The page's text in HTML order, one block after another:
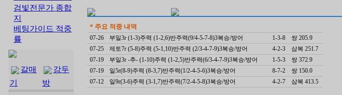
검빛전문가 종합
지
베팅가이드 적중
률
갈매
기
강두
방
* 주요 적중 내역
07-26 부일3r (1-3)주력 (1-2,6)반주력(9/4-5-7-8)3복승/방어 1-3-8
쌍 205.9
07-25
제토7r (5-8)주력 (5-1,10)반주력 (2/3-4-7-9)3복승/방어 4-2-3
삼복 251.7
07-19
부일3r -추- (1-10)주력 (1-2,5)반주력(6/3-4-7-9)3복승/방어 1-5-3
쌍 372.9
07-19
일5r(8-9)주력 (8-3,7)반주력(1/2-4-5-6)3복승/방어 8-7-2
쌍 150.0
07-12
일9r(3-6)주력 (3-1,7)반주력(7/2-4-5-8)3복승/방어 4-2-7 삼복 413.5